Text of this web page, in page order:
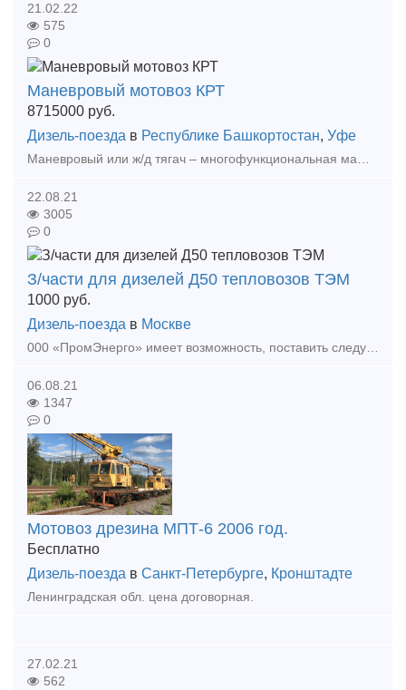
21.02.22
575
0
Маневровый мотовоз КРТ
8715000 руб.
Дизель-поезда в Республике Башкортостан, Уфе
22.08.21
3005
0
З/части для дизелей Д50 тепловозов ТЭМ
1000 руб.
Дизель-поезда в Москве
06.08.21
1347
0
Мотовоз дрезина МПТ-6 2006 год.
Бесплатно
Дизель-поезда в Санкт-Петербурге, Кронштадте
Ленинградская обл. цена договорная.
27.02.21
562